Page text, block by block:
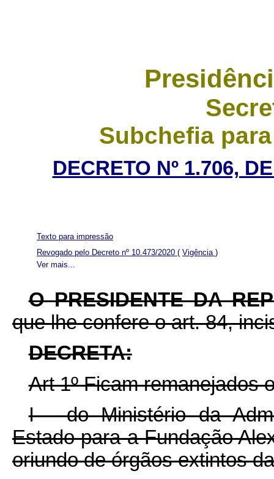
Subchefia
DECRETO Nº 1.706,
Ver mais...
Texto para impressão
Revogado pelo Decreto nº 10.473/2020 ( Vigência )
O PRESIDENTE DA
que lhe confere o art. 84,
DECRETA:
Art 1º Ficam remanejados
I - do Ministério da
Estado para a Fundação
oriundo de órgãos extintos